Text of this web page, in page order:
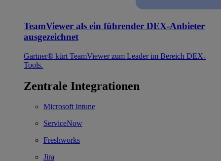
TeamViewer als ein führender DEX-Anbieter
ausgezeichnet
Gartner® kürt TeamViewer zum Leader im Bereich DEX-
Tools.
Zentrale Integrationen
Microsoft Intune
ServiceNow
Freshworks
Jira